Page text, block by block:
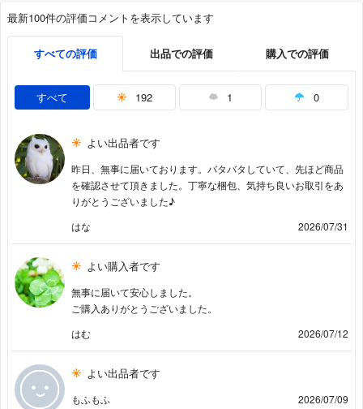
最新100件の評価コメントを表示しています
すべての評価 出品での評価 購入での評価
すべて 192 1 0
よい出品者です
昨日、無事に届いております。バタバタしていて、先ほど商品
を確認させて頂きました。丁寧な梱包、気持ち良いお取引をあ
りがとうございました♪
はな
2026/07/31
よい購入者です
無事に届いて安心しました。
ご購入ありがとうございました。
はむ
2026/07/12
よい出品者です
もふもふ 2026/07/09